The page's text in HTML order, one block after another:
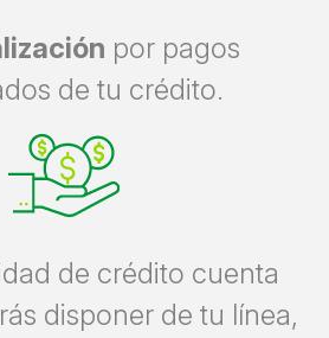
por pagos
de tu crédito.
de crédito cuenta
disponer de tu línea,